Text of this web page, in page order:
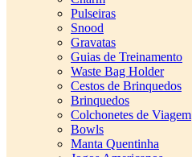
Pulseiras
Snood
Gravatas
Guias de Treinamento
Waste Bag Holder
Cestos de Brinquedos
Brinquedos
Colchonetes de Viagem
Bowls
Manta Quentinha